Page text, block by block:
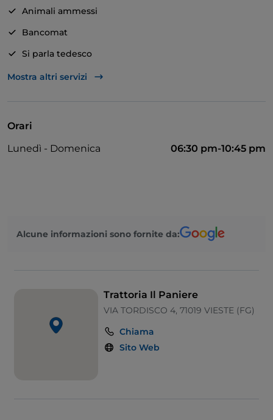
Animali ammessi
Bancomat
Si parla tedesco
Si parla inglese
Mostra altri servizi
Orari
Lunedì - Domenica
06:30 pm-10:45 pm
Alcune informazioni sono fornite da:
Trattoria Il Paniere
VIA TORDISCO 4, 71019 VIESTE (FG)
Chiama
Sito Web